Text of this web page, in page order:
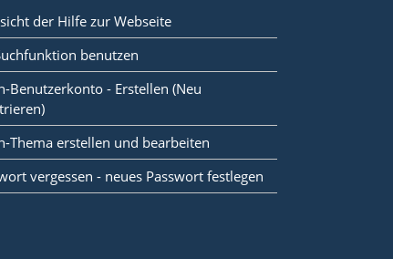
der Hilfe zur Webseite
benutzen
Benutzerkonto - Erstellen (Neu
Thema erstellen und bearbeiten
vergessen - neues Passwort festlegen